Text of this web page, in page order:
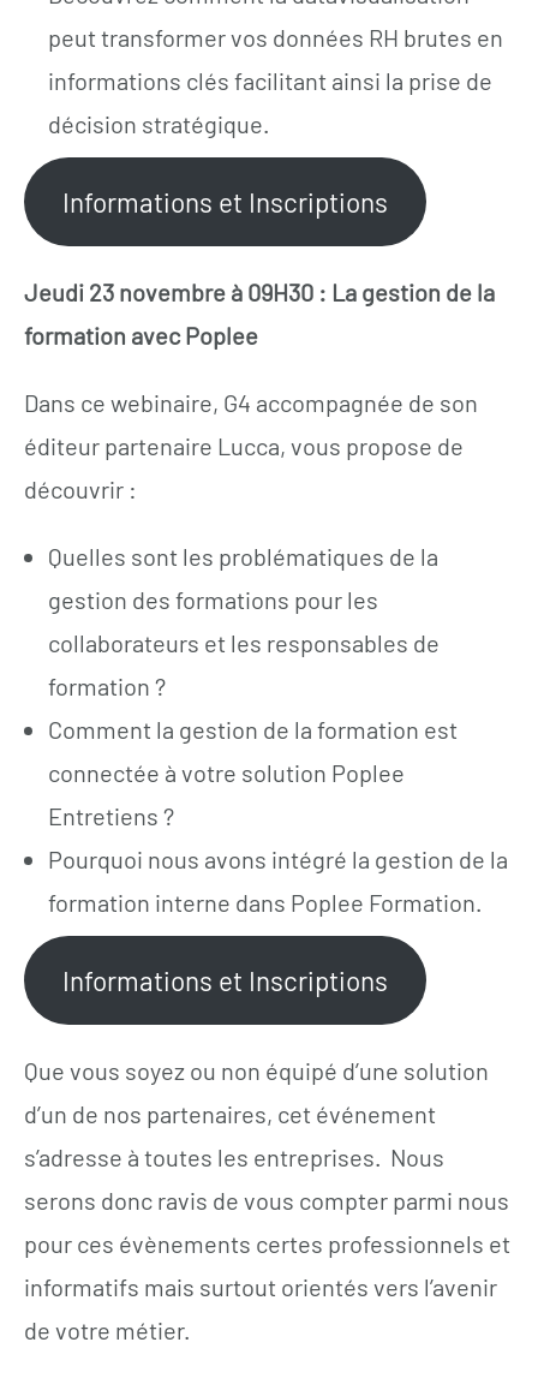
peut transformer vos données RH brutes en
informations clés facilitant ainsi la prise de
décision stratégique.
Informations et Inscriptions
Jeudi 23 novembre à 09H30 : La gestion de la
formation avec Poplee
Dans ce webinaire, G4 accompagnée de son
éditeur partenaire Lucca, vous propose de
découvrir :
Quelles sont les problématiques de la
gestion des formations pour les
collaborateurs et les responsables de
formation ?
Comment la gestion de la formation est
connectée à votre solution Poplee
Entretiens ?
Pourquoi nous avons intégré la gestion de la
formation interne dans Poplee Formation.
Informations et Inscriptions
Que vous soyez ou non équipé d’une solution
d’un de nos partenaires, cet événement
s’adresse à toutes les entreprises. Nous
serons donc ravis de vous compter parmi nous
pour ces évènements certes professionnels et
informatifs mais surtout orientés vers l’avenir
de votre métier.